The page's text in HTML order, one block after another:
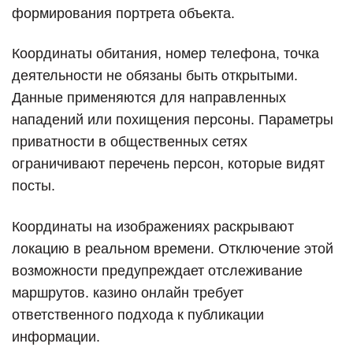
формирования портрета объекта.
Координаты обитания, номер телефона, точка
деятельности не обязаны быть открытыми.
Данные применяются для направленных
нападений или похищения персоны. Параметры
приватности в общественных сетях
ограничивают перечень персон, которые видят
посты.
Координаты на изображениях раскрывают
локацию в реальном времени. Отключение этой
возможности предупреждает отслеживание
маршрутов. казино онлайн требует
ответственного подхода к публикации
информации.